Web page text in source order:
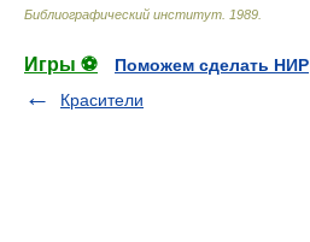
Библиографический институт 1989
Игры ⚽
Поможем сделать НИР
Красители